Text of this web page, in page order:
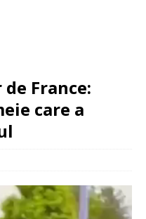
France:
care a